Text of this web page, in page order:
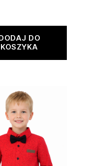
DO
KOSZYKA